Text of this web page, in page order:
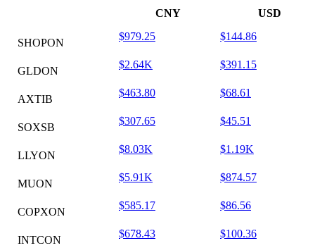
CNY USD
SHOPON
$979.25 $144.86
GLDON
$2.64K $391.15
AXTIB
$463.80 $68.61
SOXSB
$307.65 $45.51
LLYON
$8.03K $1.19K
MUON
$5.91K $874.57
COPXON
$585.17 $86.56
INTCON
$678.43 $100.36